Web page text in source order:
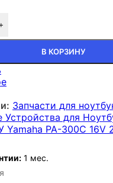
В КОРЗИНУ
Запчасти для
Устройства для
Yamaha PA-300C 16V
1 мес.